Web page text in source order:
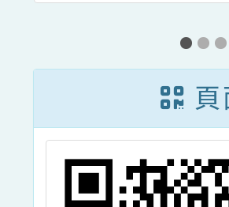
公告表件